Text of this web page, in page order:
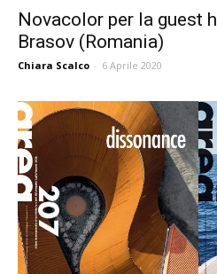
Novacolor per la guest
Brasov (Romania)
Chiara Scalco - 6 Aprile 2020